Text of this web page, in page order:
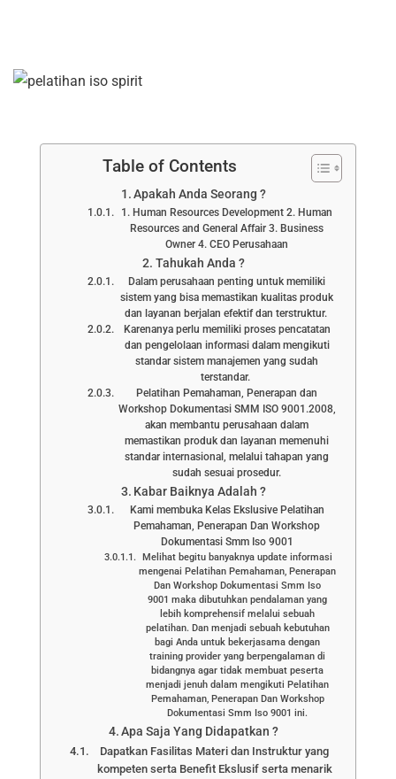
Table of Contents
Apakah Anda Seorang ?
1. Human Resources Development 2. Human
Resources and General Affair 3. Business
Owner 4. CEO Perusahaan
Tahukah Anda ?
Dalam perusahaan penting untuk memiliki
sistem yang bisa memastikan kualitas produk
dan layanan berjalan efektif dan terstruktur.
Karenanya perlu memiliki proses pencatatan
dan pengelolaan informasi dalam mengikuti
standar sistem manajemen yang sudah
terstandar.
Pelatihan Pemahaman, Penerapan dan
Workshop Dokumentasi SMM ISO 9001.2008,
akan membantu perusahaan dalam
memastikan produk dan layanan memenuhi
standar internasional, melalui tahapan yang
sudah sesuai prosedur.
Kabar Baiknya Adalah ?
Kami membuka Kelas Ekslusive Pelatihan
Pemahaman, Penerapan Dan Workshop
Dokumentasi Smm Iso 9001
Melihat begitu banyaknya update informasi
mengenai Pelatihan Pemahaman, Penerapan
Dan Workshop Dokumentasi Smm Iso
9001 maka dibutuhkan pendalaman yang
lebih komprehensif melalui sebuah
pelatihan. Dan menjadi sebuah kebutuhan
bagi Anda untuk bekerjasama dengan
training provider yang berpengalaman di
bidangnya agar tidak membuat peserta
menjadi jenuh dalam mengikuti Pelatihan
Pemahaman, Penerapan Dan Workshop
Dokumentasi Smm Iso 9001 ini.
Apa Saja Yang Didapatkan ?
Dapatkan Fasilitas Materi dan Instruktur yang
kompeten serta Benefit Ekslusif serta menarik